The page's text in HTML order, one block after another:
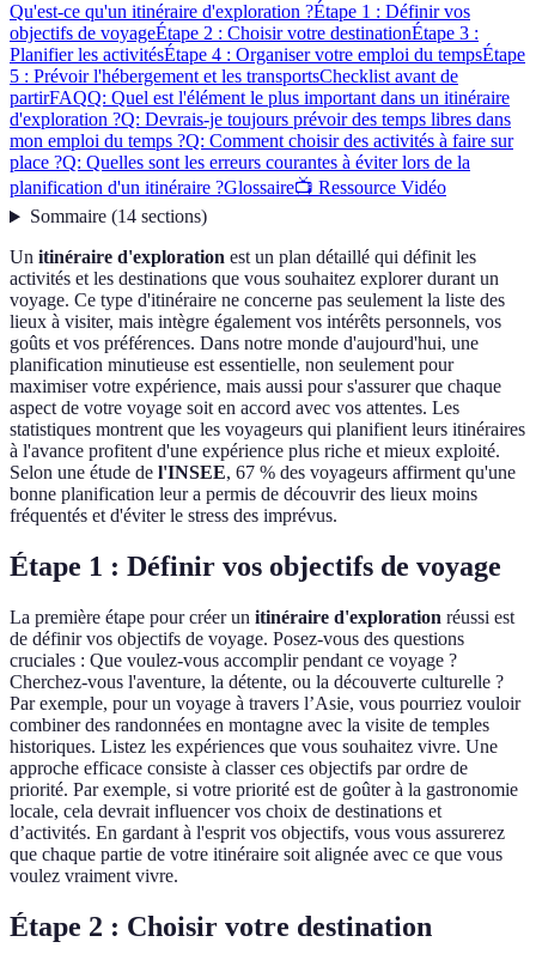
Qu'est-ce qu'un itinéraire d'exploration ?Étape 1 : Définir vos
objectifs de voyageÉtape 2 : Choisir votre destinationÉtape 3 :
Planifier les activitésÉtape 4 : Organiser votre emploi du tempsÉtape
5 : Prévoir l'hébergement et les transportsChecklist avant de
partirFAQQ: Quel est l'élément le plus important dans un itinéraire
d'exploration ?Q: Devrais-je toujours prévoir des temps libres dans
mon emploi du temps ?Q: Comment choisir des activités à faire sur
place ?Q: Quelles sont les erreurs courantes à éviter lors de la
planification d'un itinéraire ?Glossaire📺 Ressource Vidéo
Sommaire(14 sections)
Un itinéraire d'exploration est un plan détaillé qui définit les
activités et les destinations que vous souhaitez explorer durant un
voyage. Ce type d'itinéraire ne concerne pas seulement la liste des
lieux à visiter, mais intègre également vos intérêts personnels, vos
goûts et vos préférences. Dans notre monde d'aujourd'hui, une
planification minutieuse est essentielle, non seulement pour
maximiser votre expérience, mais aussi pour s'assurer que chaque
aspect de votre voyage soit en accord avec vos attentes. Les
statistiques montrent que les voyageurs qui planifient leurs itinéraires
à l'avance profitent d'une expérience plus riche et mieux exploité.
Selon une étude de l'INSEE, 67 % des voyageurs affirment qu'une
bonne planification leur a permis de découvrir des lieux moins
fréquentés et d'éviter le stress des imprévus.
Étape 1 : Définir vos objectifs de voyage
La première étape pour créer un itinéraire d'exploration réussi est
de définir vos objectifs de voyage. Posez-vous des questions
cruciales : Que voulez-vous accomplir pendant ce voyage ?
Cherchez-vous l'aventure, la détente, ou la découverte culturelle ?
Par exemple, pour un voyage à travers l’Asie, vous pourriez vouloir
combiner des randonnées en montagne avec la visite de temples
historiques. Listez les expériences que vous souhaitez vivre. Une
approche efficace consiste à classer ces objectifs par ordre de
priorité. Par exemple, si votre priorité est de goûter à la gastronomie
locale, cela devrait influencer vos choix de destinations et
d’activités. En gardant à l'esprit vos objectifs, vous vous assurerez
que chaque partie de votre itinéraire soit alignée avec ce que vous
voulez vraiment vivre.
Étape 2 : Choisir votre destination